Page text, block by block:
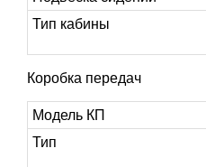
Тип кабины
Коробка передач
Модель КП
Тип